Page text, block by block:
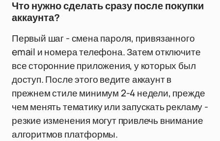
Что нужно сделать сразу после покупки
аккаунта?
Первый шаг - смена пароля, привязанного
email и номера телефона. Затем отключите
все сторонние приложения, у которых был
доступ. После этого ведите аккаунт в
прежнем стиле минимум 2-4 недели, прежде
чем менять тематику или запускать рекламу -
резкие изменения могут привлечь внимание
алгоритмов платформы.